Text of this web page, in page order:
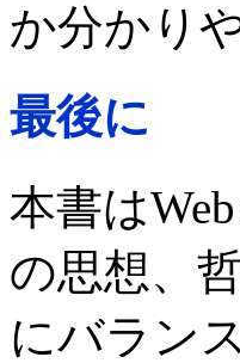
か分かり
最後に
本書は
の思想、
にバラン